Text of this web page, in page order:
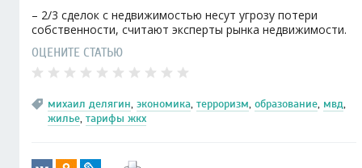
– 2/3 сделок с недвижимостью несут угрозу потери
собственности, считают эксперты рынка недвижимости.
ОЦЕНИТЕ СТАТЬЮ
михаил делягин, экономика, терроризм, образование, мвд,
жилье, тарифы жкх